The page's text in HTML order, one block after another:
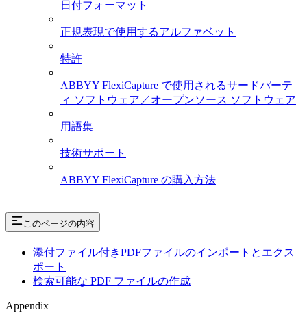
日付フォーマット
正規表現で使用するアルファベット
特許
ABBYY FlexiCapture で使用されるサードパーテ
ィ ソフトウェア／オープンソース ソフトウェア
用語集
技術サポート
ABBYY FlexiCapture の購入方法
このページの内容
添付ファイル付きPDFファイルのインポートとエクス
ポート
検索可能な PDF ファイルの作成
Appendix